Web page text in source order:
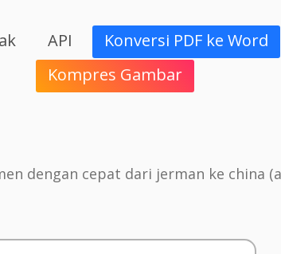
API Konversi PDF ke Word
Kompres Gambar
dengan cepat dari jerman ke china